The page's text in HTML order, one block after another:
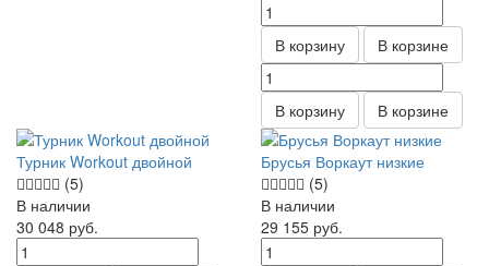
В корзину В корзине
В корзину В корзине
Турник Workout двойной
(5)
В наличии
30 048 руб.
Брусья Воркаут низкие
(5)
В наличии
29 155 руб.